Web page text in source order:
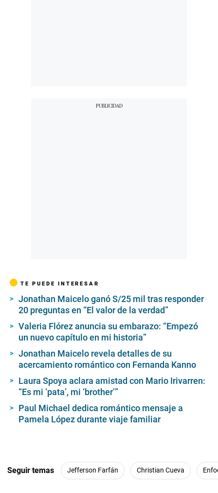
TE PUEDE INTERESAR
Jonathan Maicelo ganó S/25 mil tras responder
20 preguntas en “El valor de la verdad”
Valeria Flórez anuncia su embarazo: “Empezó
un nuevo capítulo en mi historia”
Jonathan Maicelo revela detalles de su
acercamiento romántico con Fernanda Kanno
Laura Spoya aclara amistad con Mario Irivarren:
“Es mi ‘pata’, mi ‘brother’”
Paul Michael dedica romántico mensaje a
Pamela López durante viaje familiar
Seguir temas Jefferson Farfán Christian Cueva